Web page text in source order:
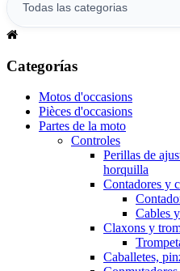
Categorías
Motos d'occasions
Pièces d'occasions
Partes de la moto
Controles
Perillas de
horquilla
Contadores y
Cables
Claxons y
Caballetes,